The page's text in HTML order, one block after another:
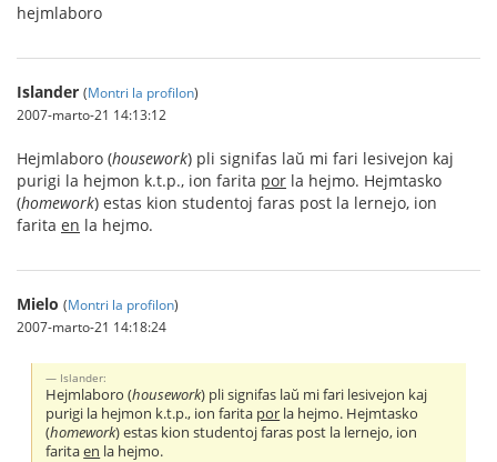
hejmlaboro
Islander (Montri la profilon)
2007-marto-21 14:13:12
Hejmlaboro (housework) pli signifas laŭ mi fari lesivejon kaj
purigi la hejmon k.t.p., ion farita por la hejmo. Hejmtasko
(homework) estas kion studentoj faras post la lernejo, ion
farita en la hejmo.
Mielo (Montri la profilon)
2007-marto-21 14:18:24
Islander:
Hejmlaboro (housework) pli signifas laŭ mi fari lesivejon kaj
purigi la hejmon k.t.p., ion farita por la hejmo. Hejmtasko
(homework) estas kion studentoj faras post la lernejo, ion
faritaen la hejmo.